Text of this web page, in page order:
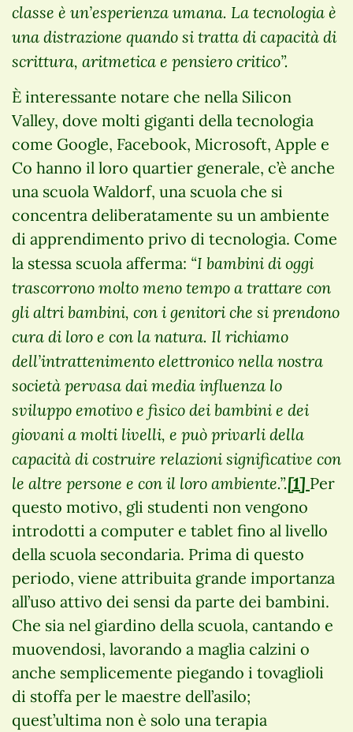
classe è un’esperienza umana. La tecnologia è
una distrazione quando si tratta di capacità di
scrittura, aritmetica e pensiero critico”.
È interessante notare che nella Silicon
Valley, dove molti giganti della tecnologia
come Google, Facebook, Microsoft, Apple e
Co hanno il loro quartier generale, c’è anche
una scuola Waldorf, una scuola che si
concentra deliberatamente su un ambiente
di apprendimento privo di tecnologia. Come
la stessa scuola afferma: “I bambini di oggi
trascorrono molto meno tempo a trattare con
gli altri bambini, con i genitori che si prendono
cura di loro e con la natura. Il richiamo
dell’intrattenimento elettronico nella nostra
società pervasa dai media influenza lo
sviluppo emotivo e fisico dei bambini e dei
giovani a molti livelli, e può privarli della
capacità di costruire relazioni significative con
le altre persone e con il loro ambiente.”.[1] Per
questo motivo, gli studenti non vengono
introdotti a computer e tablet fino al livello
della scuola secondaria. Prima di questo
periodo, viene attribuita grande importanza
all’uso attivo dei sensi da parte dei bambini.
Che sia nel giardino della scuola, cantando e
muovendosi, lavorando a maglia calzini o
anche semplicemente piegando i tovaglioli
di stoffa per le maestre dell’asilo;
quest’ultima non è solo una terapia